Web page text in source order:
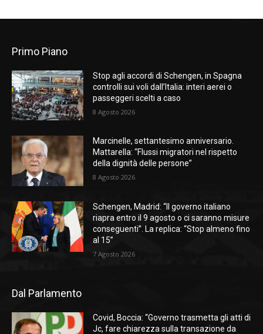
Primo Piano
Stop agli accordi di Schengen, in Spagna
controlli sui voli dall’Italia: interi aerei o
passeggeri scelti a caso
8 Agosto 2026
Marcinelle, settantesimo anniversario.
Mattarella: “Flussi migratori nel rispetto
della dignità delle persone”
8 Agosto 2026
Schengen, Madrid: “Il governo italiano
riapra entro il 9 agosto o ci saranno misure
conseguenti”. La replica: “Stop almeno fino
al 15”
7 Agosto 2026
Dal Parlamento
Covid, Boccia: “Governo trasmetta gli atti di
Jc, fare chiarezza sulla transazione da